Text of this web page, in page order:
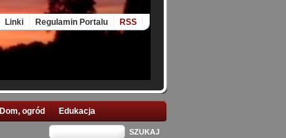
Linki Regulamin Portalu RSS
Dom, ogród Edukacja